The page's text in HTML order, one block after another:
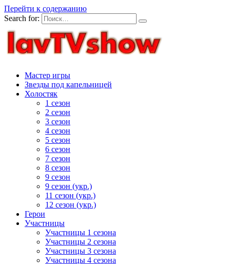
Перейти к содержанию
Search for:
Мастер игры
Звезды под капельницей
Холостяк
1 сезон
2 сезон
3 сезон
4 сезон
5 сезон
6 сезон
7 сезон
8 сезон
9 сезон
9 сезон (укр.)
11 сезон (укр.)
12 сезон (укр.)
Герои
Участницы
Участницы 1 сезона
Участницы 2 сезона
Участницы 3 сезона
Участницы 4 сезона